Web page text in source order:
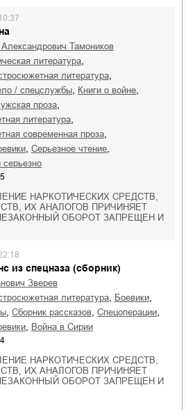
Александрович Тамоников
литература
литература
/ спецслужбы книги о войне
мужская проза
литература
современная проза
серьезное чтение
серьезно
5
НАРКОТИЧЕСКИХ СРЕДСТВ,
ИХ АНАЛОГОВ ПРИЧИНЯЕТ
ОБОРОТ ЗАПРЕЩЕН И
из спецназа (сборник)
Зверев
литература
боевики
сборник рассказов спецоперации
война в Сирии
4
НАРКОТИЧЕСКИХ СРЕДСТВ,
ИХ АНАЛОГОВ ПРИЧИНЯЕТ
ОБОРОТ ЗАПРЕЩЕН И